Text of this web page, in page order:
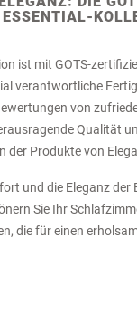
ist mit GOTS-
verantwortliche
von
Qualität
der Produkte von
und die Eleganz
Sie Ihr
die für einen